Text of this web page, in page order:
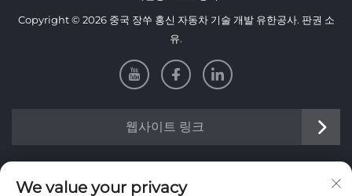
Copyright © 2026 중국 장쑤 홍신 자동차 기술 개발 유한공사. 판권 소
유.
웹사이트 링크
We value your privacy